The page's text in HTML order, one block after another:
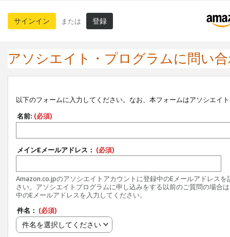
サインイン または 登録
アソシエイト・プログラムに問い
以下のフォームに入力してください。なお、本フォームはアソシエイ
名前: (必須)
メインEメールアドレス： (必須)
Amazon.co.jpのアソシエイトアカウントに登録中のEメールアドレスを
さい。アソシエイトプログラムに申し込みをする以前のご質問の場合
中のEメールアドレスを入力してください。
件名： (必須)
件名を選択してください